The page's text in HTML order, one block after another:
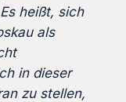
heißt, sich
als
in dieser
zu stellen,